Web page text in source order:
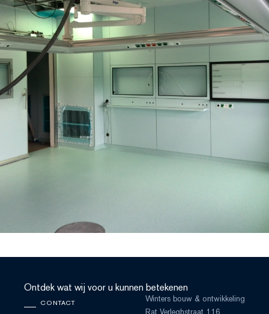
Ontdek wat wij voor u kunnen betekenen
CONTACT
Winters bouw & ontwikkeling
Rat Verleghstraat 116